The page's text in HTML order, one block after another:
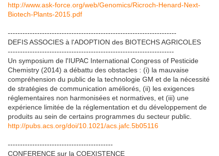
http://www.ask-force.org/web/Genomics/Ricroch-Henard-Next-
Biotech-Plants-2015.pdf
---------------------------------------------------------------------
DEFIS ASSOCIES à l'ADOPTION des BIOTECHS AGRICOLES
--------------------------------------------------------------------
Un symposium de l'IUPAC International Congress of Pesticide
Chemistry (2014) a débattu des obstacles : (i) la mauvaise
compréhension du public de la technologie GM et de la nécessité
de stratégies de communication améliorés, (ii) les exigences
réglementaires non harmonisées et normatives, et (iii) une
expérience limitée de la réglementation et du développement de
produits au sein de certains programmes du secteur public.
http://pubs.acs.org/doi/10.1021/acs.jafc.5b05116
-------------------------------------------
CONFERENCE sur la COEXISTENCE